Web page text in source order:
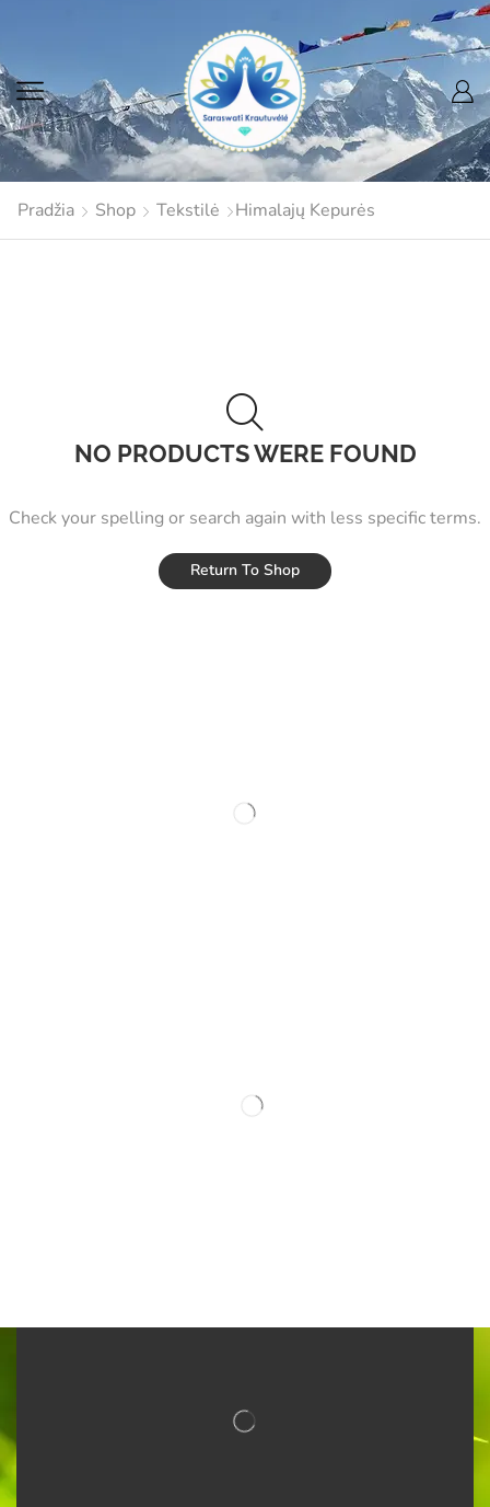
Pradžia Shop Tekstilė Himalajų Kepurės
NO PRODUCTS WERE FOUND
Check your spelling or search again with less specific terms.
Return To Shop